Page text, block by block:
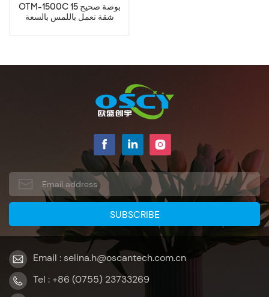
OTM-1500C 15 بوصة صحيح
شقة تعمل باللمس بالسعة
Email : selina.h@oscantech.com.cn
Tel : +86 (0755) 23733269